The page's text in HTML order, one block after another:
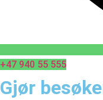
+47 940 55 555
Gjør